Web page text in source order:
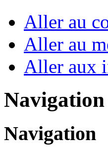
Aller au
Aller au
Aller aux
Navigation
Navigation